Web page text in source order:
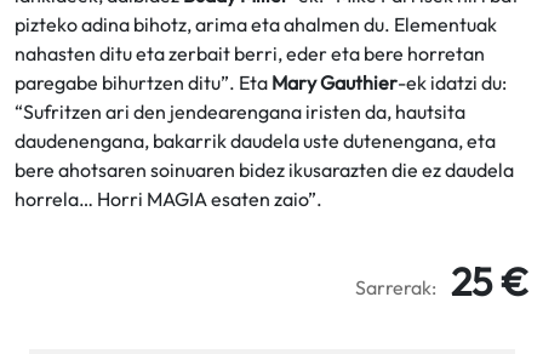
pizteko adina bihotz, arima eta ahalmen du. Elementuak
nahasten ditu eta zerbait berri, eder eta bere horretan
paregabe bihurtzen ditu”. Eta Mary Gauthier-ek idatzi du:
“Sufritzen ari den jendearengana iristen da, hautsita
daudenengana, bakarrik daudela uste dutenengana, eta
bere ahotsaren soinuaren bidez ikusarazten die ez daudela
horrela… Horri MAGIA esaten zaio”.
Sarrerak: 25 €